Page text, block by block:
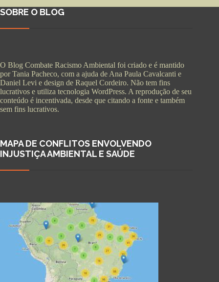
SOBRE O BLOG
O Blog Combate Racismo Ambiental foi criado e é mantido
por Tania Pacheco, com a ajuda de Ana Paula Cavalcanti e
Daniel Levi e design de Raquel Cordeiro. Não tem fins
lucrativos e utiliza tecnologia WordPress. A reprodução de seu
conteúdo é incentivada, desde que citando a fonte e também
sem fins lucrativos.
MAPA DE CONFLITOS ENVOLVENDO
INJUSTIÇA AMBIENTAL E SAÚDE